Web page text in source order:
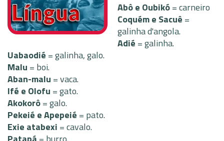
Abô e Oubikó= carneiro
Coquém e Sacuê =
galinha d'angola.
Adié = galinha.
Uabaodié = galinha, galo.
Malu = boi.
Aban-malu = vaca.
Ifé e Olofu = gato.
Akokorô= galo.
Pekeié e Apepeié = pato.
Exie atabexi = cavalo.